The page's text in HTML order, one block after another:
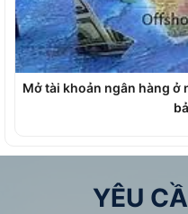
Mở tài khoản ngân hàng ở
YÊU